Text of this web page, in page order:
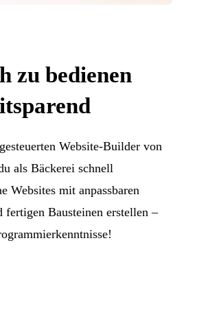
zu bedienen
Website-Builder von
als Bäckerei schnell
Websites mit anpassbaren
fertigen Bausteinen erstellen –